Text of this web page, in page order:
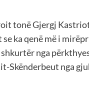
tonë Gjergj
ka qenë më i
nga
Skënderbeut nga